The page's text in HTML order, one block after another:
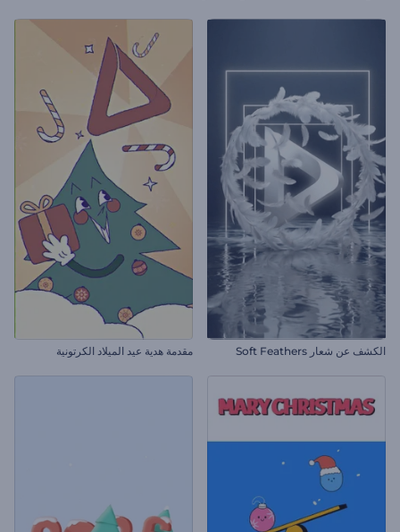
الكشف عن شعار Soft Feathers مقدمة هدية عيد الميلاد الكرتونية